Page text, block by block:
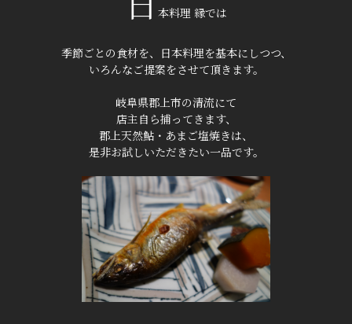
本料理 縁では
季節ごとの食材を、日本料理を基本にしつつ、
いろんなご提案をさせて頂きます。
岐阜県郡上市の清流にて
店主自ら捕ってきます、
郡上天然鮎・あまご塩焼きは、
是非お試しいただきたい一品です。